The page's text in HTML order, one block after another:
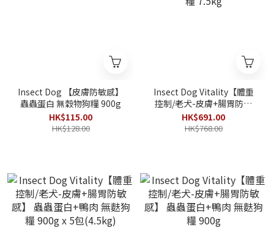
Insect Dog 【皮膚防敏感】
蟲蟲蛋白 無穀物狗糧 900g
HK$115.00
HK$128.00
Insect Dog Vitality【體重
控制/老犬-皮膚+腸胃防敏
感】 蟲蟲蛋白+鴨肉 無麩狗
糧 7.5kg
HK$691.00
HK$768.00